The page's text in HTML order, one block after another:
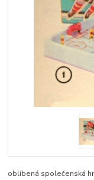
oblíbená společenská